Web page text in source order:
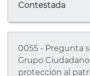
Contestada
0055 - Pregunta
Grupo
protección al